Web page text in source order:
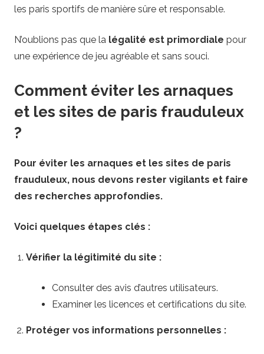
les paris sportifs de manière sûre et responsable.
N’oublions pas que la légalité est primordiale pour
une expérience de jeu agréable et sans souci.
Comment éviter les arnaques
et les sites de paris frauduleux
?
Pour éviter les arnaques et les sites de paris
frauduleux, nous devons rester vigilants et faire
des recherches approfondies.
Voici quelques étapes clés :
Vérifier la légitimité du site :
Consulter des avis d’autres utilisateurs.
Examiner les licences et certifications du site.
Protéger vos informations personnelles :